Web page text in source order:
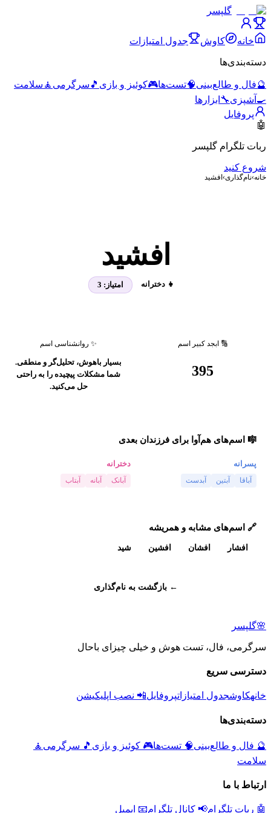
گلپسر
خانه کاوش جدول امتیازات
دسته‌بندی‌ها
🔮فال و طالع‌بینی🧠تست‌ها🎮کوئیز و بازی 🎵 سرگرمی 🧘 سلامت
🍳 آشپزی🔧 ابزارها
پروفایل
🤖
ربات تلگرام گلپسر
شروع کنید
خانه›نام‌گذاری› افشید
افشید
👧 دخترانه امتیاز: 3
🔢 ابجد کبیر اسم
395
✨ روانشناسی اسم
بسیار باهوش، تحلیل‌گر و منطقی.
شما مشکلات پیچیده را به راحتی
حل می‌کنید.
🎼 اسم‌های هم‌آوا برای فرزندان بعدی
پسرانه
آباقا آبتین آبدست
دخترانه
آبانک آبانه آبتاب
🔗 اسم‌های مشابه و همریشه
افشار افشان افشین شید
← بازگشت به نام‌گذاری
🌸گلپسر
سرگرمی، فال، تست هوش و خیلی چیزای باحال
دسترسی سریع
خانهکاوشجدول امتیازاتپروفایل📲 نصب اپلیکیشن
دسته‌بندی‌ها
🔮 فال و طالع‌بینی🧠 تست‌ها🎮 کوئیز و بازی 🎵 سرگرمی 🧘
سلامت
ارتباط با ما
🤖 ربات تلگرام📢 کانال تلگرام📧 ایمیل